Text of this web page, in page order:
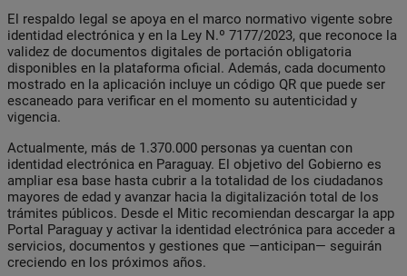
El respaldo legal se apoya en el marco normativo vigente sobre
identidad electrónica y en la Ley N.º 7177/2023, que reconoce la
validez de documentos digitales de portación obligatoria
disponibles en la plataforma oficial. Además, cada documento
mostrado en la aplicación incluye un código QR que puede ser
escaneado para verificar en el momento su autenticidad y
vigencia.
Actualmente, más de 1.370.000 personas ya cuentan con
identidad electrónica en Paraguay. El objetivo del Gobierno es
ampliar esa base hasta cubrir a la totalidad de los ciudadanos
mayores de edad y avanzar hacia la digitalización total de los
trámites públicos. Desde el Mitic recomiendan descargar la app
Portal Paraguay y activar la identidad electrónica para acceder a
servicios, documentos y gestiones que —anticipan— seguirán
creciendo en los próximos años.